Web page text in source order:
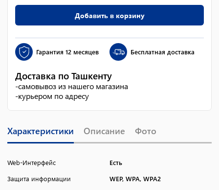
Добавить в корзину
Гарантия 12 месяцев Бесплатная доставка
Доставка по Ташкенту
-самовывоз из нашего магазина
-курьером по адресу
Характеристики Описание Фото
Web-Интерфейс
Есть
Защита информации
WEP, WPA, WPA2